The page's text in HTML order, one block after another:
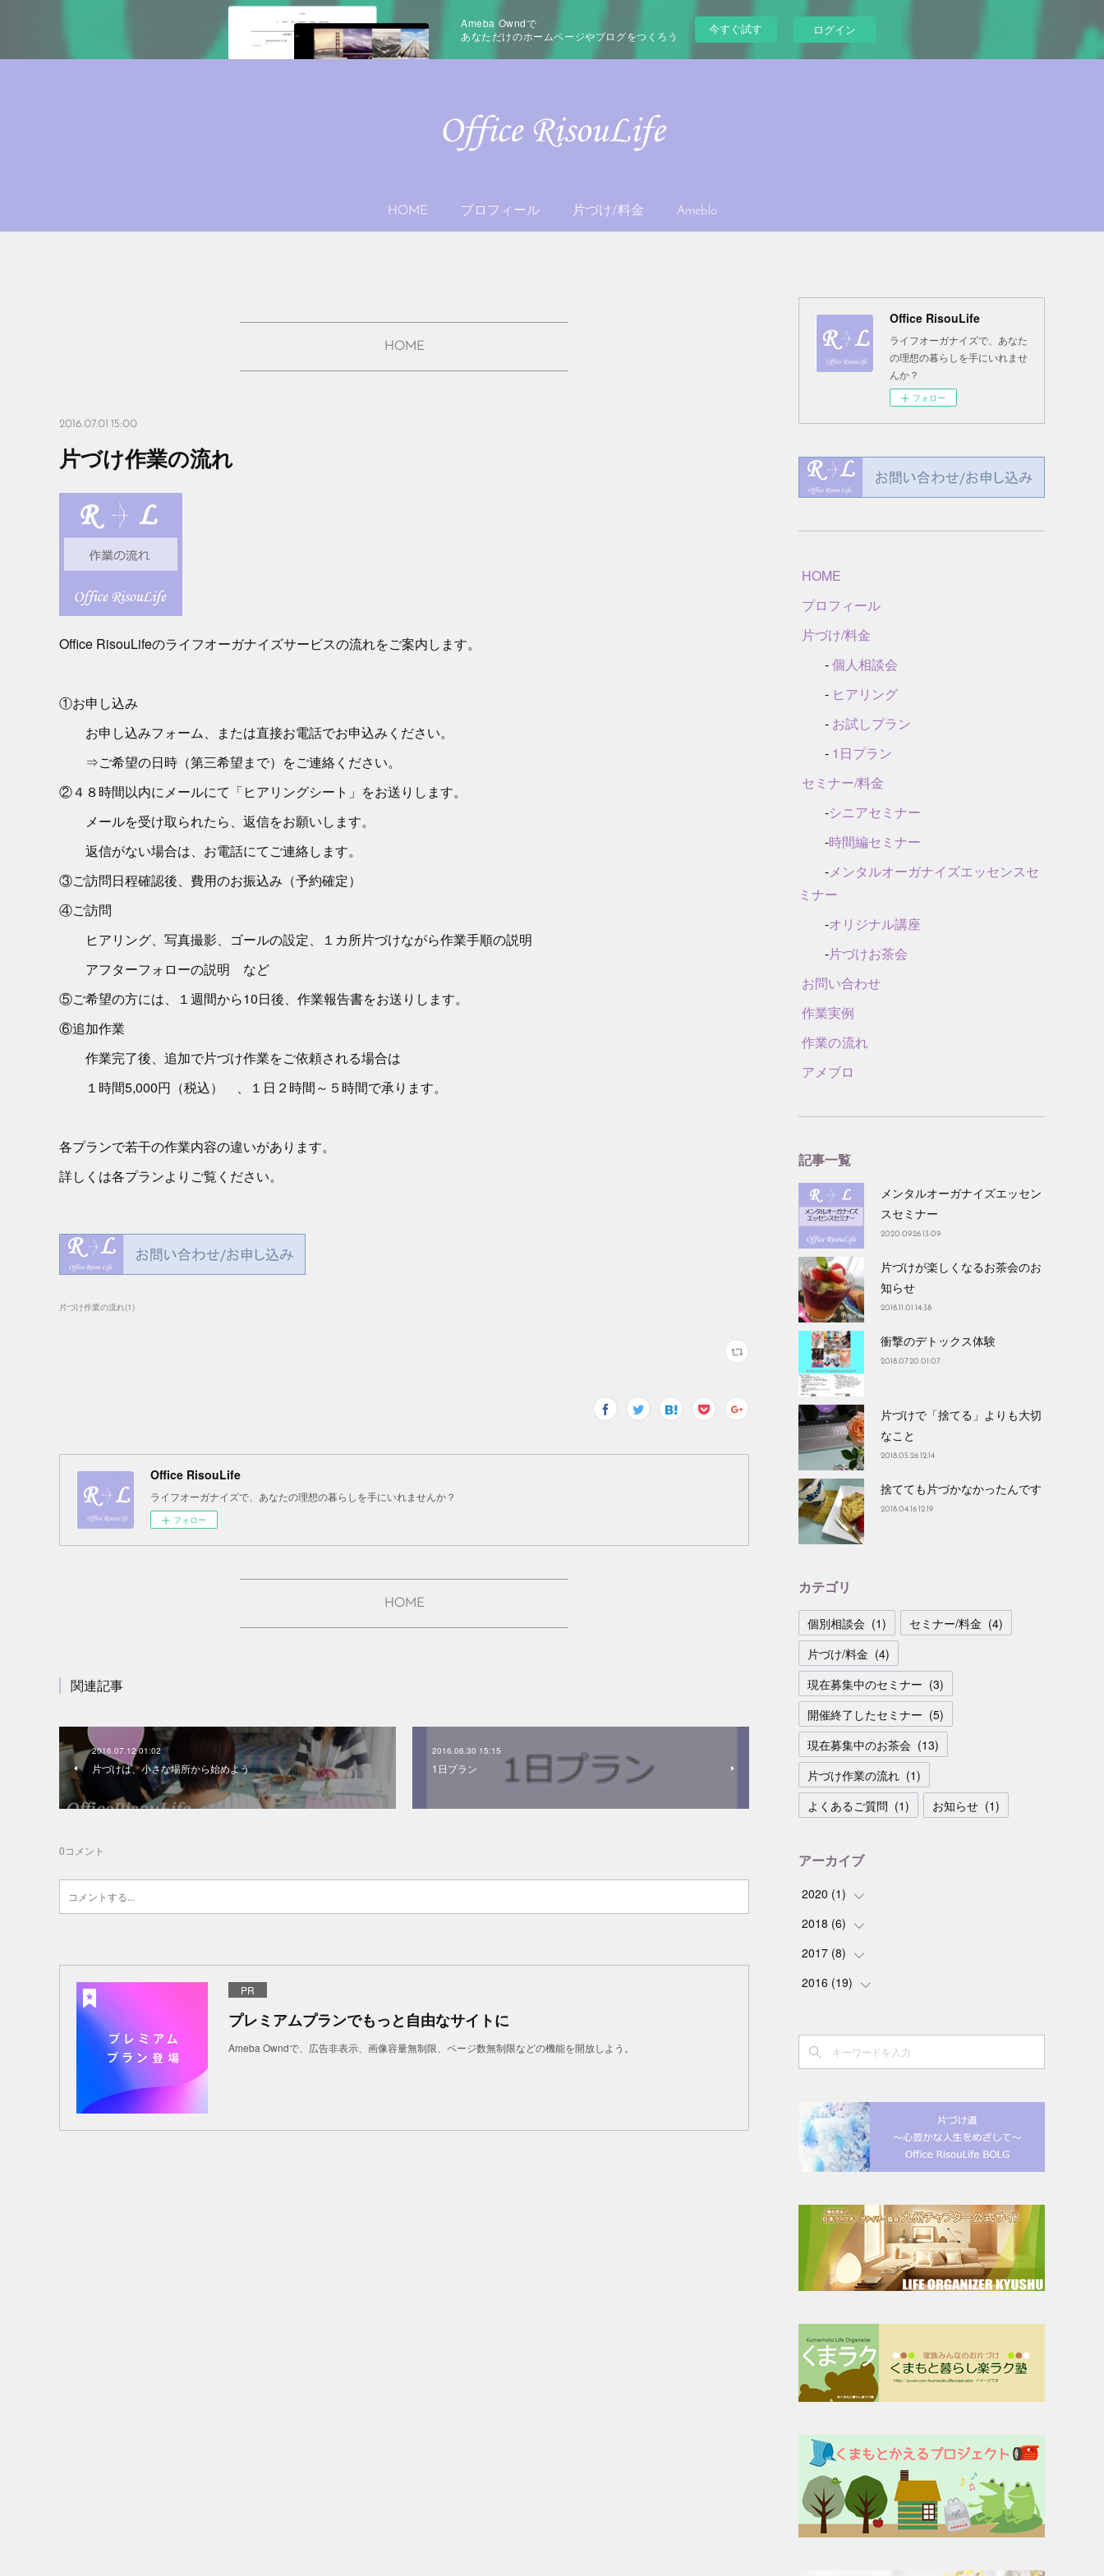
Ameba Owndで
あなただけのホームページやブログをつくろう
今すぐ試す ログイン
HOME プロフィール 片づけ/料金 Ameblo
HOME
2016.07.01 15:00
片づけ作業の流れ
Office RisouLifeのライフオーガナイズサービスの流れをご案内します。
①お申し込み
お申し込みフォーム、または直接お電話でお申込みください。
⇒ご希望の日時（第三希望まで）をご連絡ください。
②４８時間以内にメールにて「ヒアリングシート」をお送りします。
メールを受け取られたら、返信をお願いします。
返信がない場合は、お電話にてご連絡します。
③ご訪問日程確認後、費用のお振込み（予約確定）
④ご訪問
ヒアリング、写真撮影、ゴールの設定、１カ所片づけながら作業手順の説明
アフターフォローの説明 など
⑤ご希望の方には、１週間から10日後、作業報告書をお送りします。
⑥追加作業
作業完了後、追加で片づけ作業をご依頼される場合は
１時間5,000円（税込） 、１日２時間～５時間で承ります。
各プランで若干の作業内容の違いがあります。
詳しくは各プランよりご覧ください。
片づけ作業の流れ(1)
Office RisouLife
ライフオーガナイズで、あなたの理想の暮らしを手にいれませんか？
フォロー
HOME
関連記事
2016.07.12 01:02
片づけは、小さな場所から始めよう
2016.06.30 15:15
1日プラン
0コメント
PR
プレミアムプランでもっと自由なサイトに
Ameba Owndで、広告非表示、画像容量無制限、ページ数無制限などの機能を開放しよう。
Office RisouLife
ライフオーガナイズで、あなた
の理想の暮らしを手にいれませ
んか？
フォロー
HOME
プロフィール
片づけ/料金
-個人相談会
- ヒアリング
- お試しプラン
- 1日プラン
セミナー/料金
-シニアセミナー
-時間編セミナー
-メンタルオーガナイズエッセンスセ
ミナー
-オリジナル講座
-片づけお茶会
お問い合わせ
作業実例
作業の流れ
アメブロ
記事一覧
メンタルオーガナイズエッセン
スセミナー
2020.09.26 13:09
片づけが楽しくなるお茶会のお
知らせ
2018.11.01 14:38
衝撃のデトックス体験
2018.07.20 01:07
片づけで「捨てる」よりも大切
なこと
2018.05.26 12:14
捨てても片づかなかったんです
2018.04.16 12:19
カテゴリ
個別相談会 (1) セミナー/料金 (4)
片づけ/料金 (4)
現在募集中のセミナー (3)
開催終了したセミナー (5)
現在募集中のお茶会 (13)
片づけ作業の流れ (1)
よくあるご質問 (1) お知らせ (1)
アーカイブ
2020 (1)
(1
2018 (6)
(1
(1)
(1)
(1)
2017 (8)
(4)
(1)
(1)
2016 (19)
(2)
(1)
)
(9)
(1)
(2)